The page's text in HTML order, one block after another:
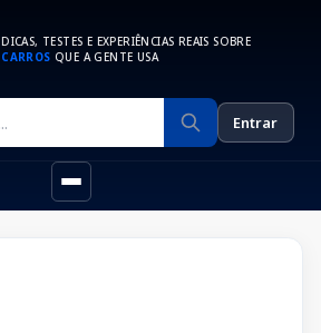
DICAS, TESTES E EXPERIÊNCIAS REAIS SOBRE
CARROS QUE A GENTE USA
Entrar